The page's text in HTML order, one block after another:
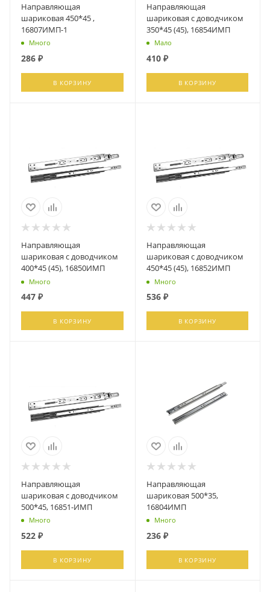
Направляющая
шариковая 450*45 ,
16807ИМП-1
Много
286 ₽
В КОРЗИНУ
Направляющая
шариковая с доводчиком
350*45 (45), 16854ИМП
Мало
410₽
В КОРЗИНУ
Направляющая
шариковая с доводчиком
400*45 (45), 16850ИМП
Много
447 ₽
В КОРЗИНУ
Направляющая
шариковая с доводчиком
450*45 (45), 16852ИМП
Много
536₽
В КОРЗИНУ
Направляющая
шариковая с доводчиком
500*45, 16851-ИМП
Много
522 ₽
В КОРЗИНУ
Направляющая
шариковая 500*35,
16804ИМП
Много
236₽
В КОРЗИНУ